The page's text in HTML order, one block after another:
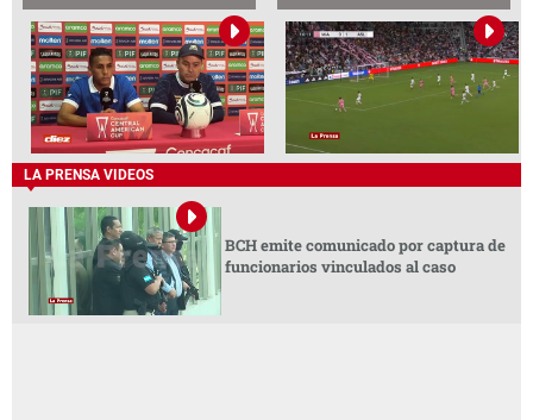
LA PRENSA VIDEOS
BCH emite comunicado por captura de
funcionarios vinculados al caso